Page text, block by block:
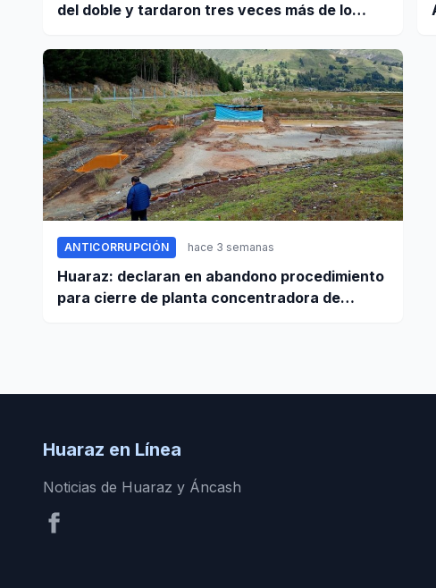
del doble y tardaron tres veces más de lo
ANTICORRUPCIÓN hace 3 semanas
Huaraz: declaran en abandono procedimiento
para cierre de planta concentradora de
Huaraz en Línea
Noticias de Huaraz y Áncash